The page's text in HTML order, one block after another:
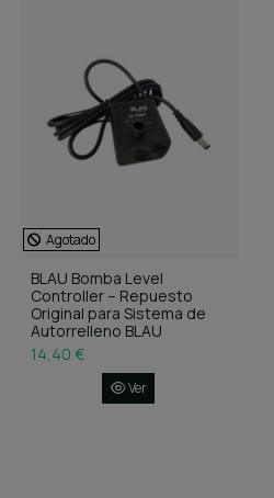
Agotado
BLAU Bomba Level
Controller – Repuesto
Original para Sistema de
Autorrelleno BLAU
14,40 €
Ver